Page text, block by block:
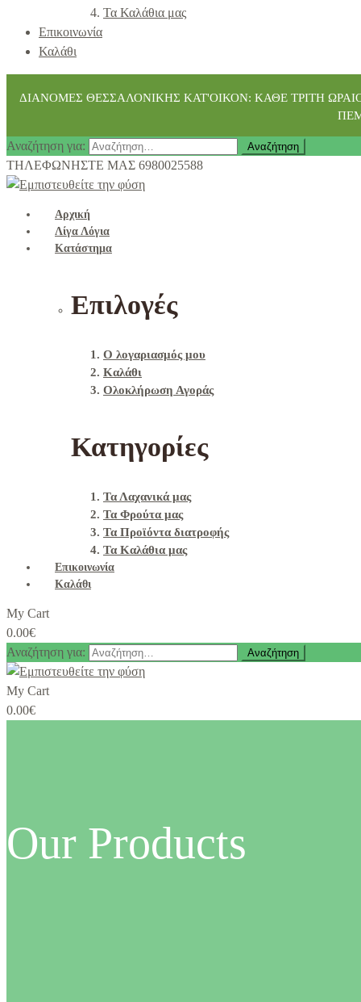
Τα Καλάθια μας
Επικοινωνία
Καλάθι
ΔΙΑΝΟΜΕΣ ΘΕΣΣΑΛΟΝΙΚΗΣ ΚΑΤ'ΟΙΚΟΝ: ΚΑΘΕ ΤΡΙΤΗ
Αναζήτηση για:
ΤΗΛΕΦΩΝΗΣΤΕ ΜΑΣ 6980025588
Αρχική
Λίγα Λόγια
Κατάστημα
Επιλογές
Ο λογαριασμός μου
Καλάθι
Ολοκλήρωση Αγοράς
Κατηγορίες
Τα Λαχανικά μας
Τα Φρούτα μας
Τα Προϊόντα διατροφής
Τα Καλάθια μας
Επικοινωνία
Καλάθι
My Cart
0.00€
Αναζήτηση για:
My Cart
0.00€
Our Products